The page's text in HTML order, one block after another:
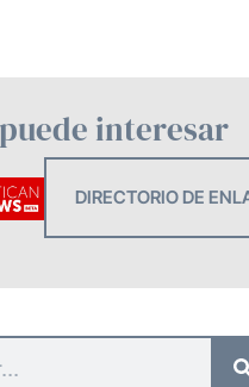
interesar
DIRECTORIO DE